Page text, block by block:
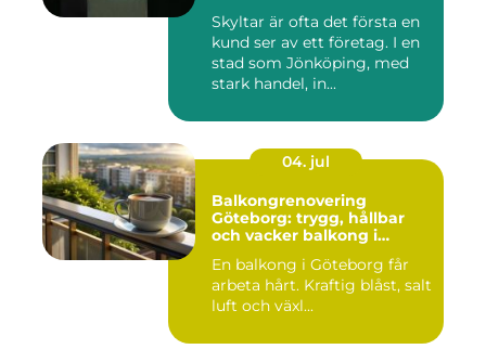
Skyltar är ofta det första en
kund ser av ett företag. I en
stad som Jönköping, med
stark handel, in...
04. jul
Balkongrenovering
Göteborg: trygg, hållbar
och vacker balkong i
En balkong i Göteborg får
arbeta hårt. Kraftig blåst, salt
luft och växl...